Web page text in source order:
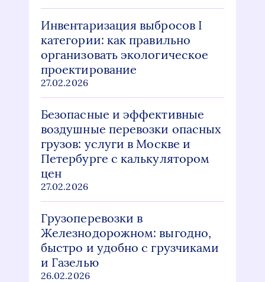
Инвентаризация выбросов I
категории: как правильно
организовать экологическое
проектирование
27.02.2026
Безопасные и эффективные
воздушные перевозки опасных
грузов: услуги в Москве и
Петербурге с калькулятором
цен
27.02.2026
Грузоперевозки в
Железнодорожном: выгодно,
быстро и удобно с грузчиками
и Газелью
26.02.2026